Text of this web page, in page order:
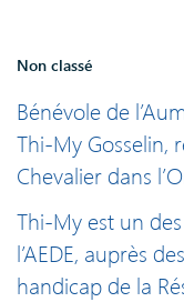
Non classé
Bénévole de
Thi-My Gosselin,
Chevalier dans
Thi-My est un
l’AEDE, auprès
handicap de la